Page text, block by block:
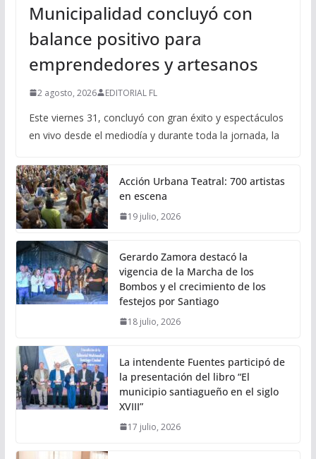
Municipalidad concluyó con
balance positivo para
emprendedores y artesanos
2 agosto, 2026 EDITORIAL FL
Este viernes 31, concluyó con gran éxito y espectáculos
en vivo desde el mediodía y durante toda la jornada, la
Acción Urbana Teatral: 700 artistas
en escena
19 julio, 2026
Gerardo Zamora destacó la
vigencia de la Marcha de los
Bombos y el crecimiento de los
festejos por Santiago
18 julio, 2026
La intendente Fuentes participó de
la presentación del libro “El
municipio santiagueño en el siglo
XVIII”
17 julio, 2026